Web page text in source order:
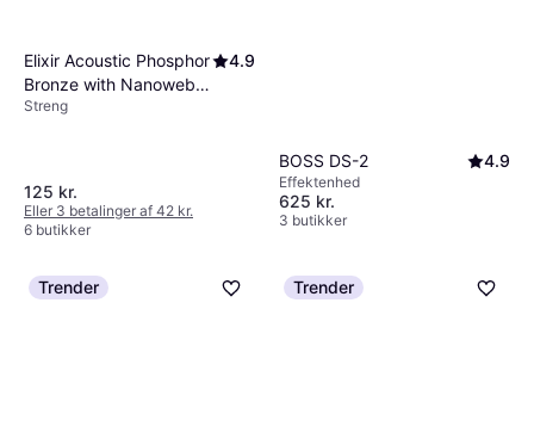
Elixir Acoustic Phosphor
Bronze with Nanoweb
Coating Light 12-53
4.9
Streng
125 kr.
Eller 3 betalinger af 42 kr.
6 butikker
BOSS DS-2 4.9
Effektenhed
625 kr.
3 butikker
Trender Trender